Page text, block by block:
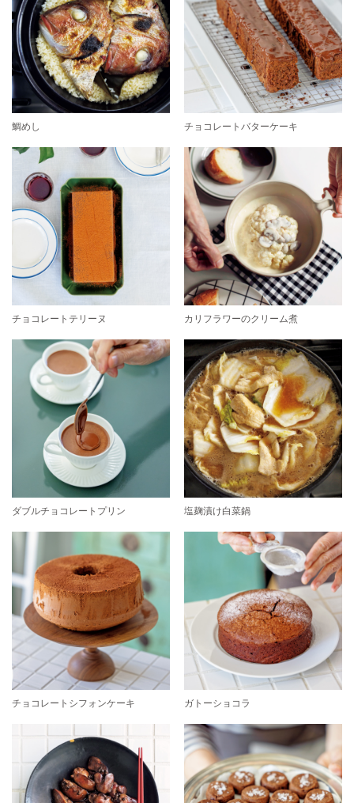
鯛めし チョコレートバターケーキ
チョコレートテリーヌ カリフラワーのクリーム煮
ダブルチョコレートプリン 塩麹漬け白菜鍋
チョコレートシフォンケーキ ガトーショコラ